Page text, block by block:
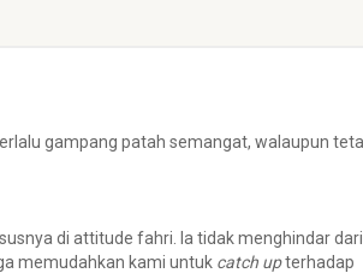
gampang patah semangat, walaupun
di attitude fahri. Ia tidak menghindar dari
memudahkan kami untuk catch upterhadap